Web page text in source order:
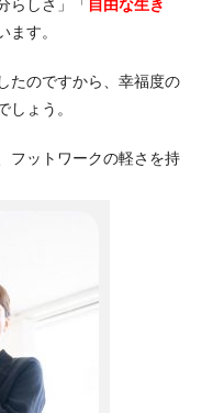
らしさ」「 自由な生き
ます。
たのですから、幸福度の
しょう。
フットワークの軽さを持